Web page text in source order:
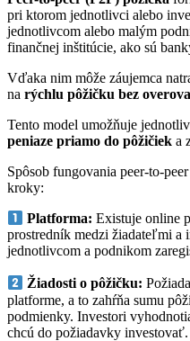
pri ktorom jednotlivci alebo
jednotlivcom alebo malým
finančnej inštitúcie, ako sú
Vďaka nim môže záujemca
na rýchlu pôžičku bez
Tento model umožňuje
peniaze priamo do pôžičiek a
Spôsob fungovania peer-to-
kroky:
Platforma: Existuje online
prostredník medzi žiadateľmi a
jednotlivcom a podnikom
Žiadosti o pôžičku:
platforme, a to zahŕňa sumu
podmienky. Investori
chcú do požiadavky investovať.